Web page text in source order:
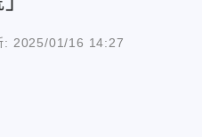
: 2025/01/16 14:27